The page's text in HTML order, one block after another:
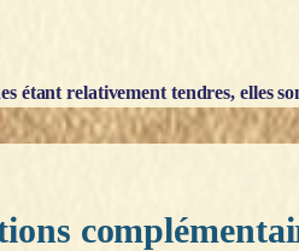
étant relativement tendres, elles